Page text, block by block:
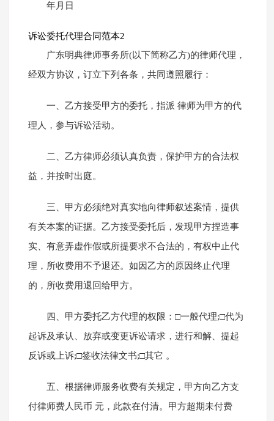
年月日
诉讼委托代理合同范本2
广东明典律师事务所(以下简称乙方)的律师代理，
经双方协议，订立下列各条，共同遵照履行：
一、乙方接受甲方的委托，指派 律师为甲方的代
理人，参与诉讼活动。
二、乙方律师必须认真负责，保护甲方的合法权
益，并按时出庭。
三、甲方必须绝对真实地向律师叙述案情，提供
有关本案的证据。乙方接受委托后，发现甲方捏造事
实、有意弄虚作假或所提要求不合法的，有权中止代
理，所收费用不予退还。如因乙方的原因终止代理
的，所收费用退回给甲方。
四、甲方委托乙方代理的权限：□一般代理;□代为
起诉及承认、放弃或变更诉讼请求，进行和解、提起
反诉或上诉;□签收法律文书;□其它 。
五、根据律师服务收费有关规定，甲方向乙方支
付律师费人民币 元，此款在付清。甲方超期未付费